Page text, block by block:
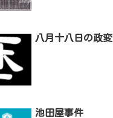
八月十八日の政変
池田屋事件